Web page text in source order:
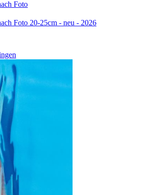
Foto
Foto 20-25cm - neu - 2026